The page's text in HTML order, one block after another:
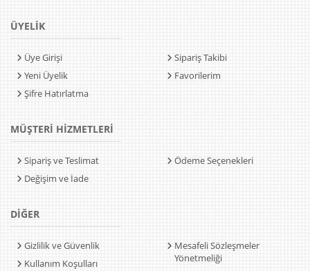
ÜYELİK
Üye Girişi
Yeni Üyelik
Şifre Hatırlatma
Sipariş Takibi
Favorilerim
MÜŞTERİ HİZMETLERİ
Sipariş ve Teslimat
Değişim ve İade
Ödeme Seçenekleri
DİĞER
Gizlilik ve Güvenlik
Kullanım Koşulları
Mesafeli Sözleşmeler
Yönetmeliği